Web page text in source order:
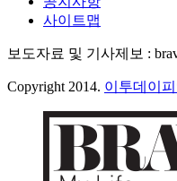
사이트맵
보도자료 및 기사제보 :
Copyright 2014. 이투데이피